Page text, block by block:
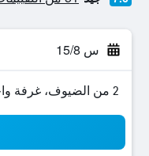
س 15/8
2 من الضيوف، غرفة واحدة